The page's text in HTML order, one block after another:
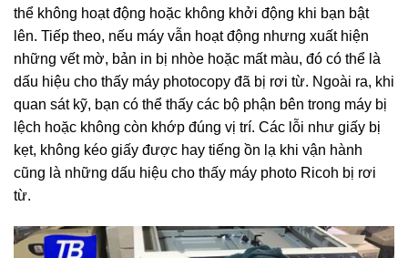
thể không hoạt động hoặc không khởi động khi bạn bật
lên. Tiếp theo, nếu máy vẫn hoạt động nhưng xuất hiện
những vết mờ, bản in bị nhòe hoặc mất màu, đó có thể là
dấu hiệu cho thấy máy photocopy đã bị rơi từ. Ngoài ra, khi
quan sát kỹ, bạn có thể thấy các bộ phận bên trong máy bị
lệch hoặc không còn khớp đúng vị trí. Các lỗi như giấy bị
kẹt, không kéo giấy được hay tiếng ồn lạ khi vận hành
cũng là những dấu hiệu cho thấy máy photo Ricoh bị rơi
từ.